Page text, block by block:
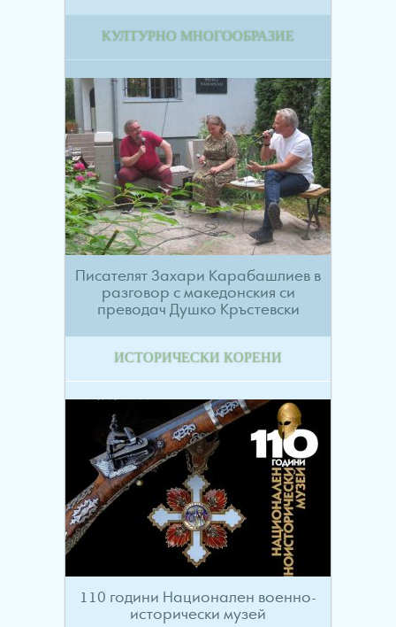
КУЛТУРНО МНОГООБРАЗИЕ
Писателят Захари Карабашлиев в
разговор с македонския си
преводач Душко Кръстевски
ИСТОРИЧЕСКИ КОРЕНИ
110 години Национален военно-
исторически музей